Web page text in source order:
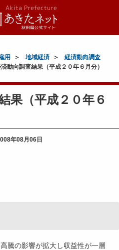
用 地域経済
経済動向調査
動向調査結果（平成２０年６月分）
果（平成２０年６
年08月06日
騰の影響が拡大し収益性が一層